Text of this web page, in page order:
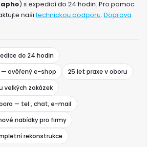
) s expedicí do 24 hodin. Pro pomoc
našitechnickou podporu. Doprava
do 24 hodin
ověřený e-shop
25 let praxe v oboru
velkých zakázek
— tel., chat, e-mail
nabídky pro firmy
rekonstrukce